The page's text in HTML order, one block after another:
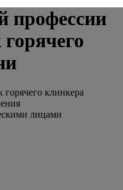
профессии
клинкера
лицами